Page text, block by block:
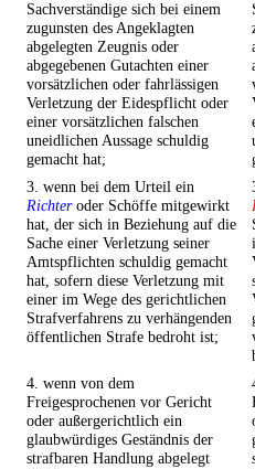
Sachverständige sich bei einem
zugunsten des Angeklagten
abgelegten Zeugnis oder
abgegebenen Gutachten einer
vorsätzlichen oder fahrlässigen
Verletzung der Eidespflicht oder
einer vorsätzlichen falschen
uneidlichen Aussage schuldig
gemacht hat;
3. wenn bei dem Urteil ein
Richteroder Schöffe mitgewirkt
hat, der sich in Beziehung auf die
Sache einer Verletzung seiner
Amtspflichten schuldig gemacht
hat, sofern diese Verletzung mit
einer im Wege des gerichtlichen
Strafverfahrens zu verhängenden
öffentlichen Strafe bedroht ist;
4. wenn von dem
Freigesprochenen vor Gericht
oder außergerichtlich ein
glaubwürdiges Geständnis der
strafbaren Handlung abgelegt